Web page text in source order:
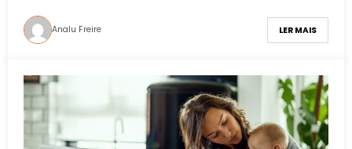
Analu Freire LER MAIS